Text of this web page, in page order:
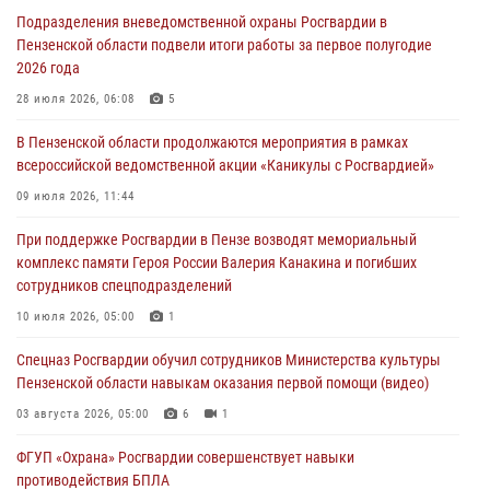
05 августа 2026, 04:00
В Пензе при силовой поддержке Росгвардии пресечена
деятельность ОПГ, маскировавшейся под реабилитационный центр
В Управлении Росгвардии по Пензенской области подвели итоги
04 августа 2026, 06:08
Росгвардия обеспечила безопасность праздничных мероприятий в
День ВДВ в Пензе
Подразделения вневедомственной охраны Росгвардии в
Пензенской области подвели итоги работы за первое полугодие
2026 года
28 июля 2026, 06:08 5
В Пензенской области продолжаются мероприятия в рамках
всероссийской ведомственной акции «Каникулы с Росгвардией»
09 июля 2026, 11:44
При поддержке Росгвардии в Пензе возводят мемориальный
комплекс памяти Героя России Валерия Канакина и погибших
сотрудников спецподразделений
10 июля 2026, 05:00 1
Спецназ Росгвардии обучил сотрудников Министерства культуры
Пензенской области навыкам оказания первой помощи (видео)
03 августа 2026, 05:00 6 1
ФГУП «Охрана» Росгвардии совершенствует навыки
противодействия БПЛА